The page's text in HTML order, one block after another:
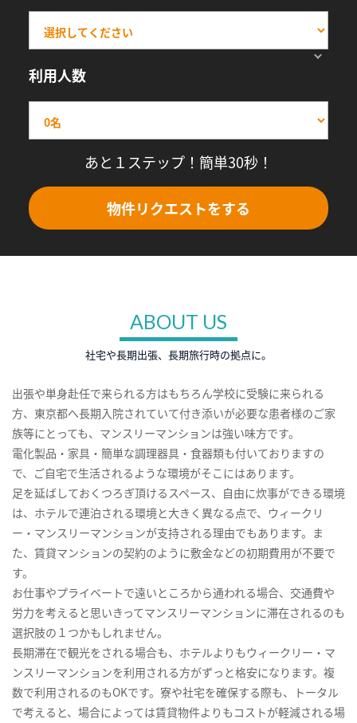
利用人数
あと１ステップ！簡単30秒！
物件リクエストをする
ABOUT US
社宅や長期出張、長期旅行時の拠点に。
出張や単身赴任で来られる方はもちろん学校に受験に来られる
方、東京都へ長期入院されていて付き添いが必要な患者様のご家
族等にとっても、マンスリーマンションは強い味方です。
電化製品・家具・簡単な調理器具・食器類も付いておりますの
で、ご自宅で生活されるような環境がそこにはあります。
足を延ばしておくつろぎ頂けるスペース、自由に炊事ができる環境
は、ホテルで連泊される環境と大きく異なる点で、ウィークリ
ー・マンスリーマンションが支持される理由でもあります。ま
た、賃貸マンションの契約のように敷金などの初期費用が不要で
す。
お仕事やプライベートで遠いところから通われる場合、交通費や
労力を考えると思いきってマンスリーマンションに滞在されるのも
選択肢の１つかもしれません。
長期滞在で観光をされる場合も、ホテルよりもウィークリー・マ
ンスリーマンションを利用される方がずっと格安になります。複
数で利用されるのもOKです。寮や社宅を確保する際も、トータル
で考えると、場合によっては賃貸物件よりもコストが軽減される場